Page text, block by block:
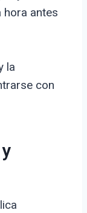
hora antes
la
con